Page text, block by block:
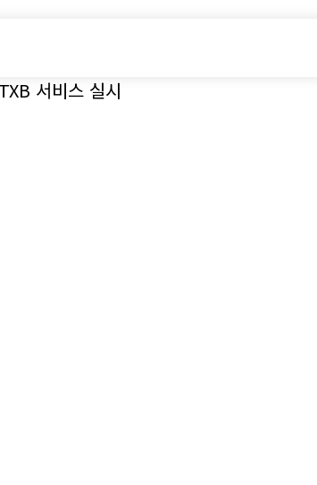
서비스 실시